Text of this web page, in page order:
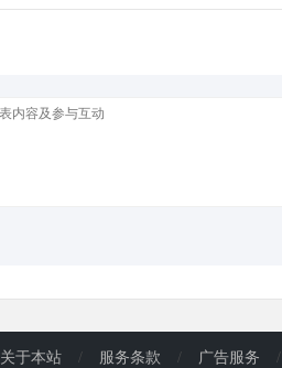
关于本站 / 服务条款 / 广告服务 /